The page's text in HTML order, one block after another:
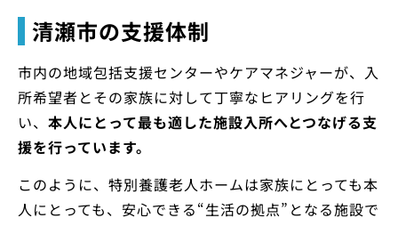
清瀬市の支援体制
市内の地域包括支援センターやケアマネジャーが、入
所希望者とその家族に対して丁寧なヒアリングを行
い、 本人にとって最も適した施設入所へとつなげる支
援を行っています。
このように、特別養護老人ホームは家族にとっても本
人にとっても、安心できる“生活の拠点”となる施設で